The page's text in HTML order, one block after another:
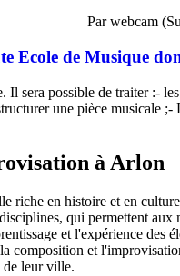
Par webcam
Ecole de Musique
sera possible de traiter :-
une pièce musicale ;-
à Arlon
riche en histoire et en
qui permettent
et l'expérience des
composition et
de leur ville.